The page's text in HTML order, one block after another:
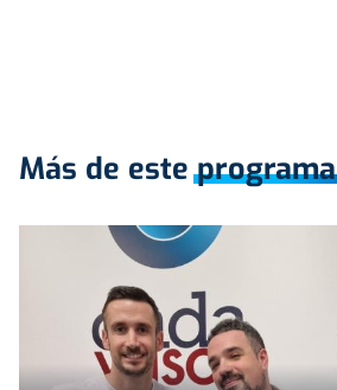
Más de este programa